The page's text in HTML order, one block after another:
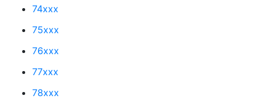
74xxx
75xxx
76xxx
77xxx
78xxx